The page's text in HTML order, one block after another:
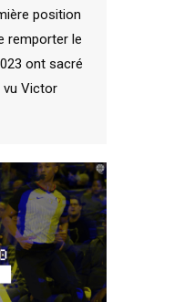
position
remporter le
ont sacré
vu Victor